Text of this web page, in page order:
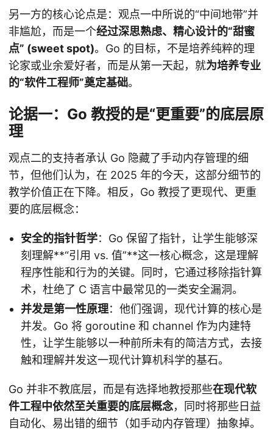
另一方的核心论点是：观点一中所说的“中间地带”并
非尴尬，而是一个经过深思熟虑、精心设计的“甜蜜
点” (sweet spot)。Go 的目标，不是培养纯粹的理
论家或业余爱好者，而是从第一天起，就为培养专业
的“软件工程师”奠定基础。
论据一：Go 教授的是“更重要”的底层原
理
观点二的支持者承认 Go 隐藏了手动内存管理的细
节，但他们认为，在 2025 年的今天，这部分细节的
教学价值正在下降。相反，Go 教授了更现代、更重
要的底层概念：
安全的指针哲学：Go 保留了指针，让学生能够深
刻理解**“引用 vs. 值”**这一核心概念，这是理解
程序性能和行为的关键。同时，它通过移除指针算
术，杜绝了 C 语言中最常见的一类安全漏洞。
并发是第一性原理：他们强调，现代计算的核心是
并发。Go 将 goroutine 和 channel 作为内建特
性，让学生能够以一种前所未有的简洁方式，去接
触和理解并发这一现代计算机科学的基石。
Go 并非不教底层，而是有选择地教授那些在现代软
件工程中依然至关重要的底层概念，同时将那些日益
自动化、易出错的细节（如手动内存管理）抽象掉。